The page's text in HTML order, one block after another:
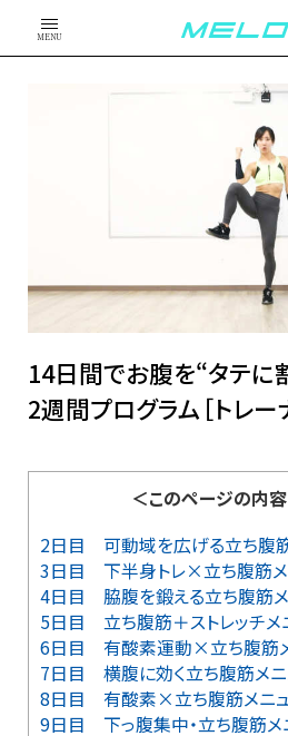
MENU
14日間でお腹を“タテに
2週間プログラム［トレ
＜このページの内
2日目 可動域を広げる立ち腹筋
3日目 下半身トレ×立ち腹筋メ
4日目 脇腹を鍛える立ち腹筋メ
5日目 立ち腹筋＋ストレッチメ
6日目 有酸素運動×立ち腹筋メ
7日目 横腹に効く立ち腹筋メニ
8日目 有酸素×立ち腹筋メニュ
9日目 下っ腹集中・立ち腹筋メ